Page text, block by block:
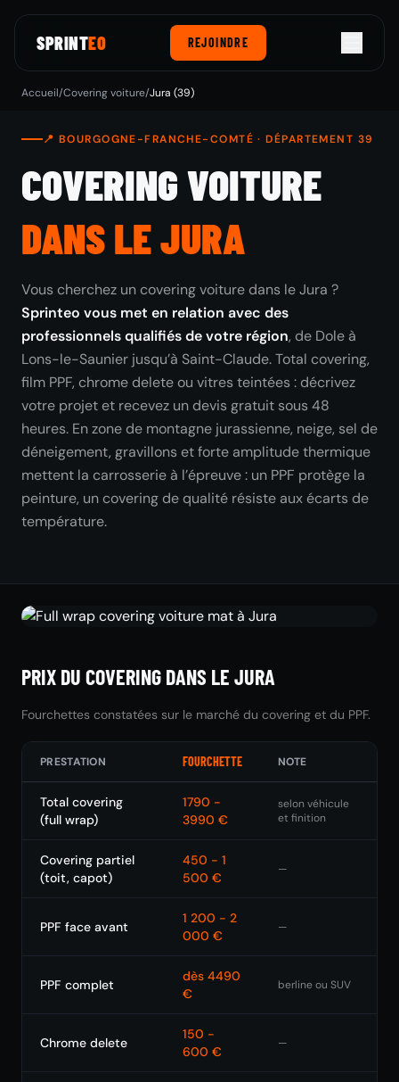
SPRINTEO REJOINDRE
Accueil/Covering voiture/Jura (39)
📍 BOURGOGNE-FRANCHE-COMTÉ · DÉPARTEMENT 39
COVERING VOITURE
DANS LE JURA
Vous cherchez un covering voiture dans le Jura ?
Sprinteo vous met en relation avec des
professionnels qualifiés de votre région, de Dole à
Lons-le-Saunier jusqu’à Saint-Claude. Total covering,
film PPF, chrome delete ou vitres teintées : décrivez
votre projet et recevez un devis gratuit sous 48
heures. En zone de montagne jurassienne, neige, sel de
déneigement, gravillons et forte amplitude thermique
mettent la carrosserie à l’épreuve : un PPF protège la
peinture, un covering de qualité résiste aux écarts de
température.
PRIX DU COVERING DANS LE JURA
Fourchettes constatées sur le marché du covering et du PPF.
PRESTATION FOURCHETTE NOTE
Total covering
(full wrap)
1790 -
3990 €
selon véhicule
et finition
Covering partiel
(toit, capot)
450 - 1
500 €
—
PPF face avant
1 200 - 2
000 €
—
PPF complet
dès 4490
€
berline ou SUV
Chrome delete
150 -
600 €
—